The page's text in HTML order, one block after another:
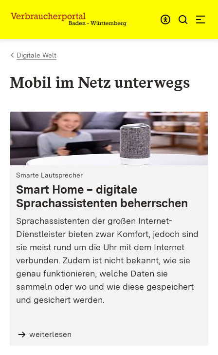
Zum Inhalt springen
Link zur Startseite
Digitale Welt
Mobil im Netz unterwegs
Smarte Lautsprecher
Smart Home – digitale
Sprachassistenten beherrschen
Sprachassistenten der großen Internet-
Dienstleister bieten zwar Komfort, jedoch sind
sie meist rund um die Uhr mit dem Internet
verbunden. Zudem ist nicht bekannt, wie sie
genau funktionieren, welche Daten sie
sammeln oder wo und wie diese gespeichert
und gesichert werden.
weiterlesen